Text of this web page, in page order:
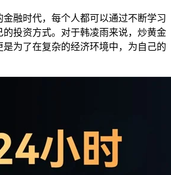
金融时代，每个人都可以通过不断学习
投资方式。对于韩凌雨来说，炒黄金
为了在复杂的经济环境中，为自己的